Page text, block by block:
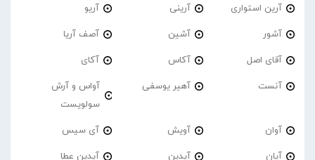
آرین استواری آرینی آریو
آشور آشین آصف آریا
آقای اصل آکاس آکای
آنست آهیر یوسفی
آواس و آرش
سولویست
آوان آویش آی سیس
آیان آیدین آیدین عطا